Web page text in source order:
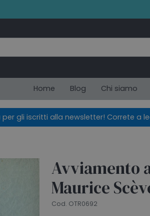
Home Blog Chi siamo
gli iscritti alla newsletter! Correte a
Avviamento
Maurice
Cod. OTR0692